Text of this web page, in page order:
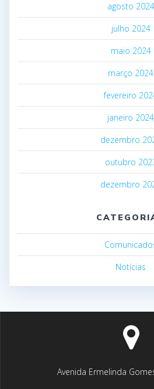
agosto 2024
julho 2024
maio 2024
março 2024
fevereiro
janeiro 2024
dezembro
outubro
dezembro
Notícias
Avenida Ermelinda